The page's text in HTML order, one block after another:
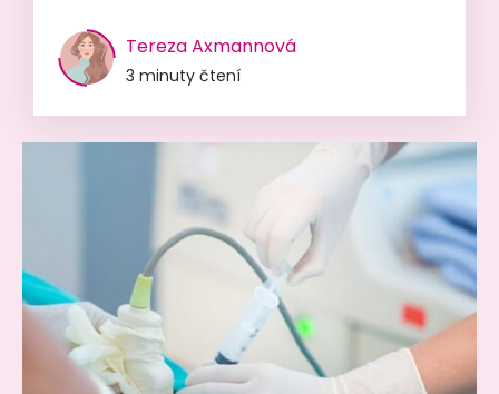
Tereza Axmannová
3 minuty čtení